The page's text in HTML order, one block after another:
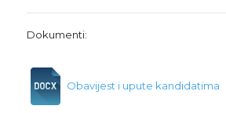
Dokumenti:
Obavijest i upute kandidatima